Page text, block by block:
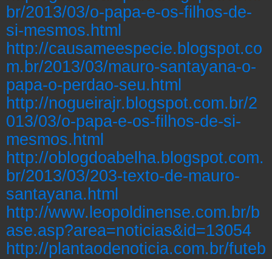
br/2013/03/o-papa-e-os-filhos-de-
si-mesmos.html
http://causameespecie.blogspot.co
m.br/2013/03/mauro-santayana-o-
papa-o-perdao-seu.html
http://nogueirajr.blogspot.com.br/2
013/03/o-papa-e-os-filhos-de-si-
mesmos.html
http://oblogdoabelha.blogspot.com.
br/2013/03/203-texto-de-mauro-
santayana.html
http://www.leopoldinense.com.br/b
ase.asp?area=noticias&id=13054
http://plantaodenoticia.com.br/futeb